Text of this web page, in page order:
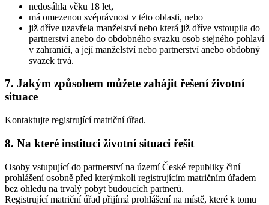
nedosáhla věku 18 let,
má omezenou svéprávnost v této oblasti, nebo
již dříve uzavřela manželství nebo která již dříve vstoupila do
partnerství anebo do obdobného svazku osob stejného pohlaví
v zahraničí, a její manželství nebo partnerství anebo obdobný
svazek trvá.
7. Jakým způsobem můžete zahájit řešení životní
situace
Kontaktujte registrující matriční úřad.
8. Na které instituci životní situaci řešit
Osoby vstupující do partnerství na území České republiky činí
prohlášení osobně před kterýmkoli registrujícím matričním úřadem
bez ohledu na trvalý pobyt budoucích partnerů.
Registrující matriční úřad přijímá prohlášení na místě, které k tomu